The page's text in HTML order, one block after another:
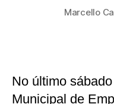
Marcello
No último
Municipal de